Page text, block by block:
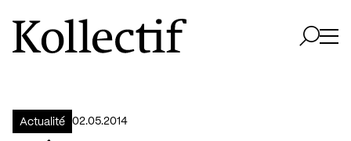
Aller à la page d'accueil
Logo Kollectif
Actualité 02.05.2014